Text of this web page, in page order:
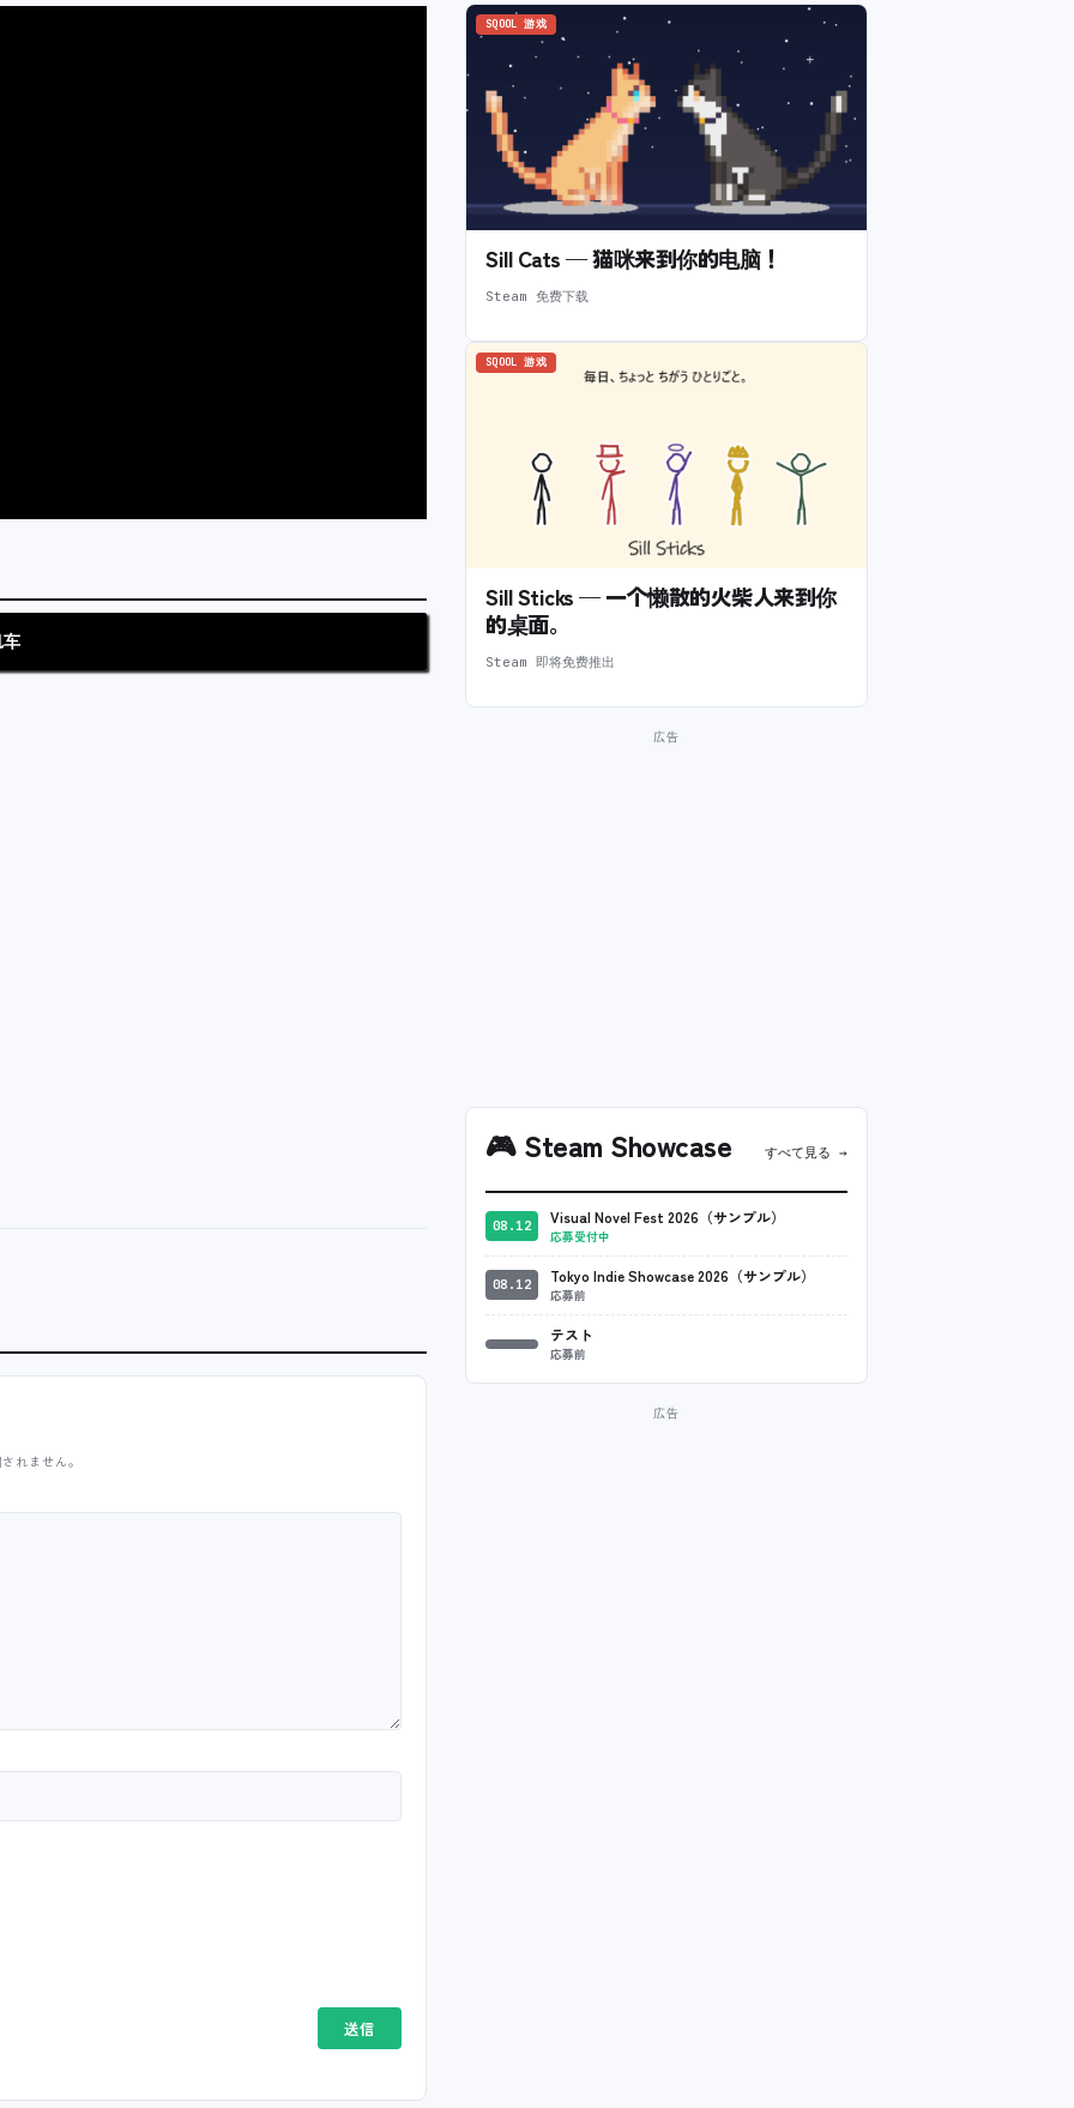
れません。
SQOOL 游戏
Sill Cats — 猫咪来到你的电脑！
Steam 免费下载
SQOOL 游戏
Sill Sticks — 一个懒散的火柴人来到你
的桌面。
Steam 即将免费推出
🎮Steam Showcase すべて見る →
08.12 Visual Novel Fest 2026（サンプル）
応募受付中
08.12 Tokyo Indie Showcase 2026（サンプル）
応募前
テスト
応募前